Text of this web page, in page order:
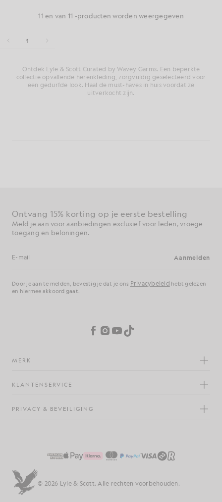
11 en van 11 -producten worden weergegeven
1
Ontdek Lyle & Scott Curated by Wavey Garms. Een beperkte
collectie opvallende herenkleding, zorgvuldig geselecteerd voor
een gedurfde look. Haal de must-haves in huis voordat ze
uitverkocht zijn.
Ontvang 15% korting op je eerste bestelling
Meld je aan voor aanbiedingen exclusief voor leden, vroege
toegang en beloningen.
E-mailadres Aanmelden
Door je aan te melden, bevestig je dat je ons Privacybeleid hebt gelezen
en hiermee akkoord gaat.
Facebook
Instagram
YouTube
TikTok
MERK
KLANTENSERVICE
PRIVACY & BEVEILIGING
© 2026 Lyle & Scott. Alle rechten voorbehouden.